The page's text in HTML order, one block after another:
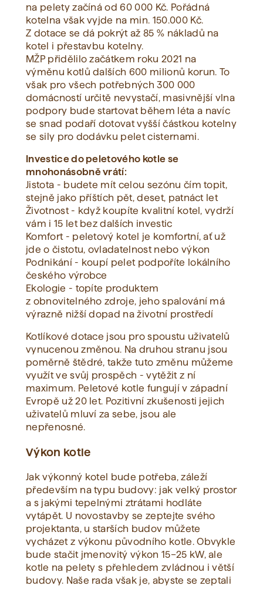
na pelety začíná od 60 000 Kč. Pořádná
kotelna však vyjde na min. 150.000 Kč.
Z dotace se dá pokrýt až 85 % nákladů na
kotel i přestavbu kotelny.
MŽP přidělilo začátkem roku 2021 na
výměnu kotlů dalších 600 milionů korun. To
však pro všech potřebných 300 000
domácností určitě nevystačí, masivnější vlna
podpory bude startovat během léta a navíc
se snad podaří dotovat vyšší částkou kotelny
se sily pro dodávku pelet cisternami.
Investice do peletového kotle se
mnohonásobně vrátí:
Jistota - budete mít celou sezónu čím topit,
stejně jako příštích pět, deset, patnáct let
Životnost - když koupíte kvalitní kotel, vydrží
vám i 15 let bez dalších investic
Komfort - peletový kotel je komfortní, ať už
jde o čistotu, ovladatelnost nebo výkon
Podnikání - koupí pelet podpoříte lokálního
českého výrobce
Ekologie - topíte produktem
z obnovitelného zdroje, jeho spalování má
výrazně nižší dopad na životní prostředí
Kotlíkové dotace jsou pro spoustu uživatelů
vynucenou změnou. Na druhou stranu jsou
poměrně štědré, takže tuto změnu můžeme
využít ve svůj prospěch - vytěžit z ní
maximum. Peletové kotle fungují v západní
Evropě už 20 let. Pozitivní zkušenosti jejich
uživatelů mluví za sebe, jsou ale
nepřenosné.
Výkon kotle
Jak výkonný kotel bude potřeba, záleží
především na typu budovy: jak velký prostor
a s jakými tepelnými ztrátami hodláte
vytápět. U novostavby se zeptejte svého
projektanta, u starších budov můžete
vycházet z výkonu původního kotle. Obvykle
bude stačit jmenovitý výkon 15–25 kW, ale
kotle na pelety s přehledem zvládnou i větší
budovy. Naše rada však je, abyste se zeptali